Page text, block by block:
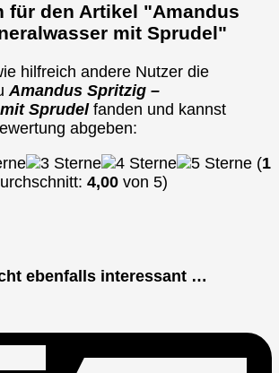
für den Artikel "Amandus
mit Sprudel"
hilfreich andere Nutzer die
Amandus Spritzig –
Sprudelfanden und kannst
abgeben:
(1
4,00 von 5)
ebenfalls interessant …